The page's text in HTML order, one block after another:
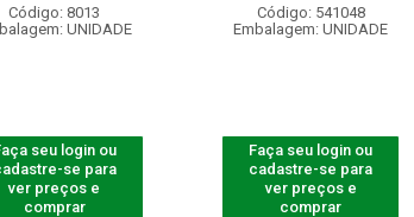
Código: 8013
UNIDADE
seu login ou
se para
ver preços e
comprar
Código: 541048
Embalagem: UNIDADE
Faça seu login ou
cadastre-se para
ver preços e
comprar